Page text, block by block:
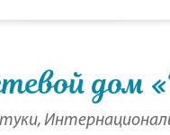
дом